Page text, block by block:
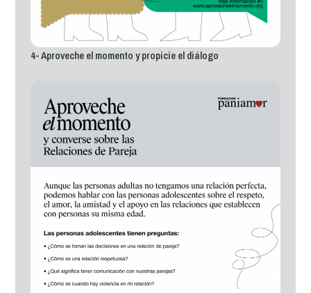
4- Aproveche el momento y propicie el diálogo